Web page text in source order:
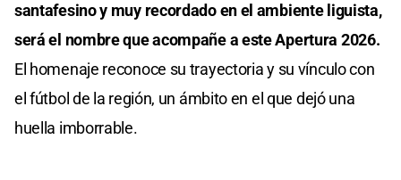
santafesino y muy recordado en el ambiente liguista,
será el nombre que acompañe a este Apertura 2026.
El homenaje reconoce su trayectoria y su vínculo con
el fútbol de la región, un ámbito en el que dejó una
huella imborrable.